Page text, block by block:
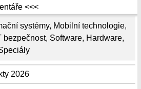
systémy, Mobilní technologie,
bezpečnost, Software, Hardware,
2026
<<<